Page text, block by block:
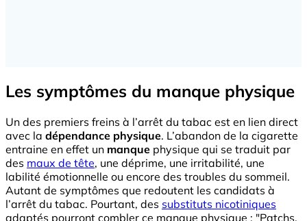
Les symptômes du manque physique
Un des premiers freins à l’arrêt du tabac est en lien direct
avec la dépendance physique. L’abandon de la cigarette
entraine en effet un manque physique qui se traduit par
des maux de tête, une déprime, une irritabilité, une
labilité émotionnelle ou encore des troubles du sommeil.
Autant de symptômes que redoutent les candidats à
l’arrêt du tabac. Pourtant, des substituts nicotiniques
adaptés pourront combler ce manque physique : "Patchs,